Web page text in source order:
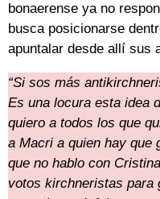
bonaerense ya no
busca posicionarse
apuntalar desde allí sus
“Si sos más
Es una locura esta idea
quiero a todos los que
a Macri a quien hay que
que no hablo con
votos kirchneristas para